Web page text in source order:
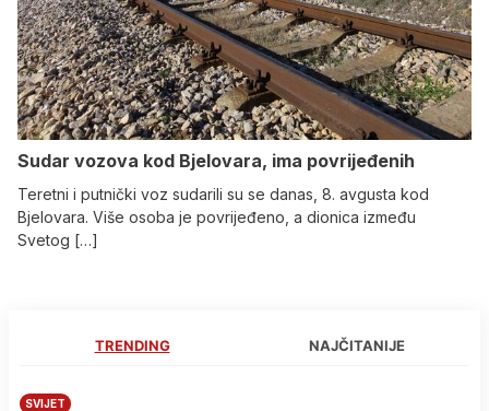
Sudar vozova kod Bjelovara, ima povrijeđenih
Teretni i putnički voz sudarili su se danas, 8. avgusta kod
Bjelovara. Više osoba je povrijeđeno, a dionica između
Svetog […]
TRENDING NAJČITANIJE
SVIJET